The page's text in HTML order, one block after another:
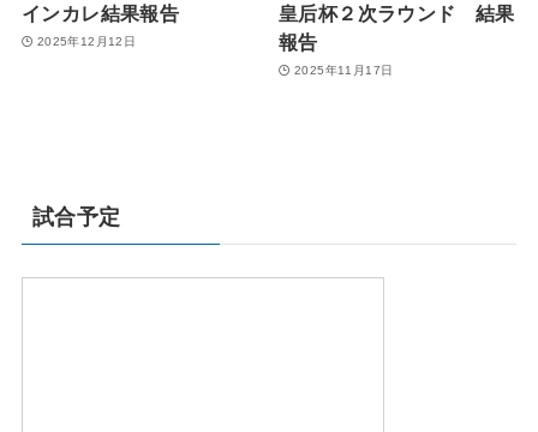
インカレ結果報告
2025年12月12日
皇后杯２次ラウンド 結果
報告
2025年11月17日
試合予定